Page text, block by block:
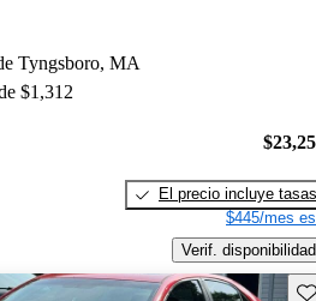
Tyngsboro, MA
$1,312
El precio incluye tasas
$445/mes
Verif. disponibilidad